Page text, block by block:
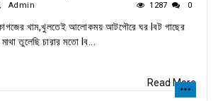
Admin 1287 0
খাম,খুলতেই আলোকময় আটপৌরে ঘর lবট গাছের
তুলেছি চারার মতো lব...
Read More